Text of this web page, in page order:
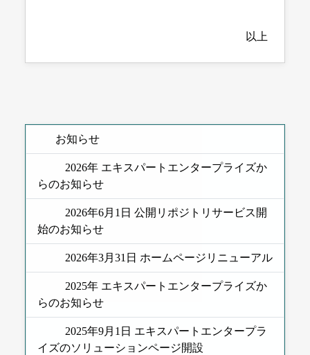
以上
お知らせ
2026年 エキスパートエンタープライズか
らのお知らせ
2026年6月1日 公開リポジトリサービス開
始のお知らせ
2026年3月31日 ホームページリニューアル
2025年 エキスパートエンタープライズか
らのお知らせ
2025年9月1日 エキスパートエンタープラ
イズのソリューションページ開設